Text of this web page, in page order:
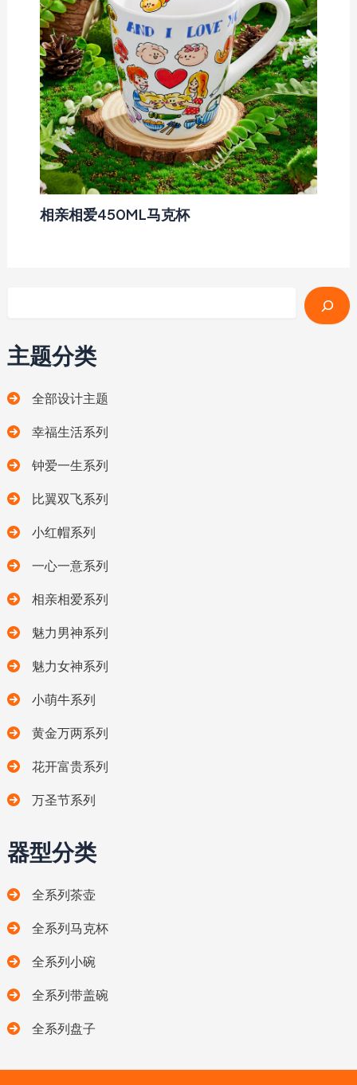
主题分类
全部设计主题
幸福生活系列
钟爱一生系列
比翼双飞系列
小红帽系列
一心一意系列
相亲相爱系列
魅力男神系列
魅力女神系列
小萌牛系列
黄金万两系列
花开富贵系列
万圣节系列
器型分类
全系列茶壶
全系列马克杯
全系列小碗
全系列带盖碗
全系列盘子
相亲相爱450ML马克杯